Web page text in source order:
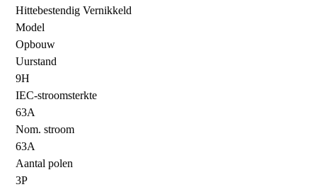
Hittebestendig Vernikkeld
Model
Opbouw
Uurstand
9H
IEC-stroomsterkte
63A
Nom. stroom
63A
Aantal polen
3P